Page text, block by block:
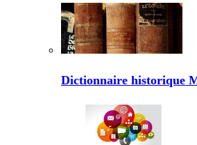
Dictionnaire historique